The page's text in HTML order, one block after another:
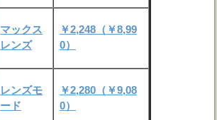
マックス
レンズ
￥2,248（￥8,99
0）
レンズモ
ード
￥2,280（￥9,08
0）